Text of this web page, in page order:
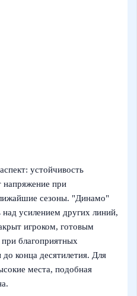
устойчивость
напряжение при
сезоны. "Динамо"
усилением других линий,
игроком, готовым
благоприятных
до конца десятилетия. Для
места, подобная